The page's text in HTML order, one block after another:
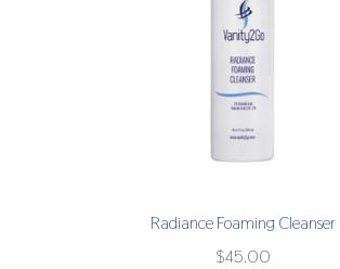
Radiance Foaming Cleanser
$45.00